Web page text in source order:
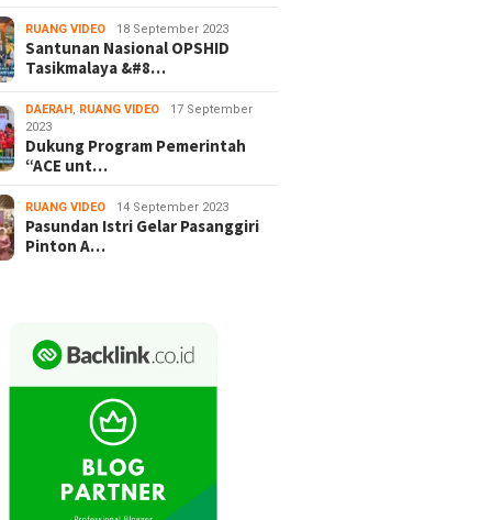
RUANG VIDEO 18 September 2023
Santunan Nasional OPSHID
Tasikmalaya &#8…
DAERAH , RUANG VIDEO
17 September
2023
Dukung Program Pemerintah
“ACE unt…
RUANG VIDEO 14 September 2023
Pasundan Istri Gelar Pasanggiri
Pinton A…